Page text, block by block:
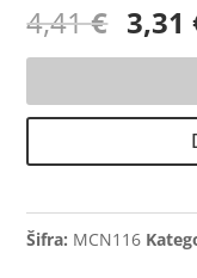
4,41€
je:
4,41
3,31
1P
6kA
HAGER
Šifra: MCN116